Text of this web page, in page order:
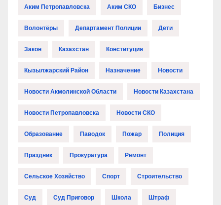
Аким Петропавловска Аким СКО Бизнес
Волонтёры Департамент Полиции Дети
Закон Казахстан Конституция
Кызылжарский Район Назначение Новости
Новости Акмолинской Области Новости Казахстана
Новости Петропавловска Новости СКО
Образование Паводок Пожар Полиция
Праздник Прокуратура Ремонт
Сельское Хозяйство Спорт Строительство
Суд Суд Приговор Школа Штраф